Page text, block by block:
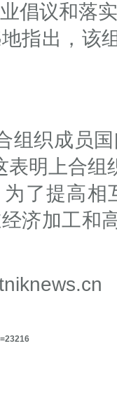
倡议和落
指出，该
组织成员
表明上合组
了提高相
济加工和